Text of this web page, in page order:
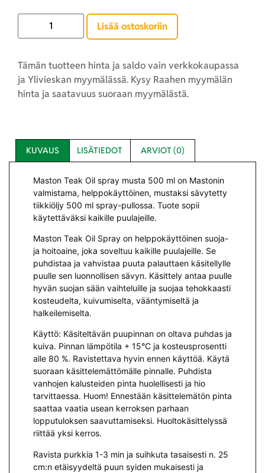
Lisää ostoskoriin
Tämän tuotteen hinta ja saldo vain verkkokaupassa
ja Ylivieskan myymälässä. Kysy Raahen myymälän
hinta ja saatavuus suoraan myymälästä.
KUVAUS LISÄTIEDOT ARVIOT (0)
Maston Teak Oil spray musta 500 ml on Mastonin
valmistama, helppokäyttöinen, mustaksi sävytetty
tiikkiöljy 500 ml spray-pullossa. Tuote sopii
käytettäväksi kaikille puulajeille.
Maston Teak Oil Spray on helppokäyttöinen suoja-
ja hoitoaine, joka soveltuu kaikille puulajeille. Se
puhdistaa ja vahvistaa puuta palauttaen käsitellylle
puulle sen luonnollisen sävyn. Käsittely antaa puulle
hyvän suojan sään vaihteluille ja suojaa tehokkaasti
kosteudelta, kuivumiselta, vääntymiseltä ja
halkeilemiselta.
Käyttö: Käsiteltävän puupinnan on oltava puhdas ja
kuiva. Pinnan lämpötila + 15°C ja kosteusprosentti
alle 80 %. Ravistettava hyvin ennen käyttöä. Käytä
suoraan käsittelemättömälle pinnalle. Puhdista
vanhojen kalusteiden pinta huolellisesti ja hio
tarvittaessa. Huom! Ennestään käsittelemätön pinta
saattaa vaatia usean kerroksen parhaan
lopputuloksen saavuttamiseksi. Huoltokäsittelyssä
riittää yksi kerros.
Ravista purkkia 1-3 min ja suihkuta tasaisesti n. 25
cm:n etäisyydeltä puun syiden mukaisesti ja